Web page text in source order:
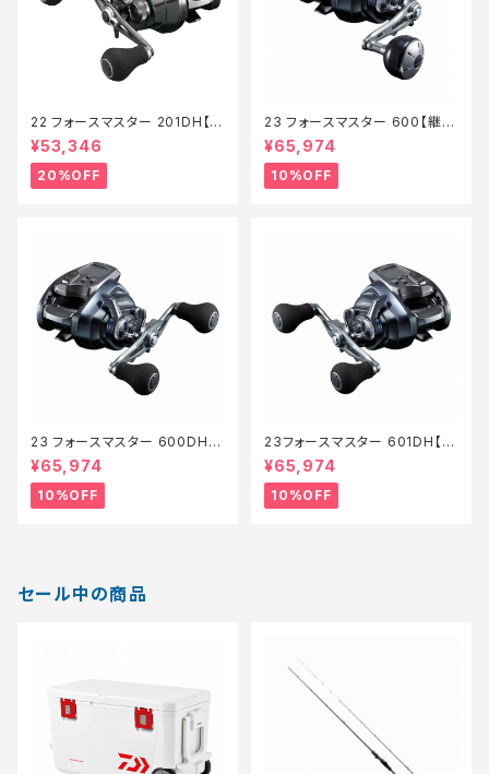
22 フォースマスター 201DH【特
価リール】【20】
¥53,346
20%OFF
23 フォースマスター 600【継続
セール_リール】【10】
¥65,974
10%OFF
23 フォースマスター 600DH
【継続セール_リール】【10】
¥65,974
10%OFF
23フォースマスター 601DH【継
続セール_リール】【10】
¥65,974
10%OFF
セール中の商品